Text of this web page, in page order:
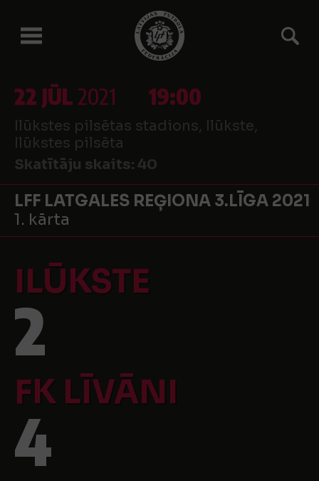
22 JŪL2021 19:00
Ilūkstes pilsētas stadions, Ilūkste,
Ilūkstes pilsēta
Skatītāju skaits: 40
LFF LATGALES REĢIONA 3.LĪGA 2021
1. kārta
ILŪKSTE
2
FK LĪVĀNI
4